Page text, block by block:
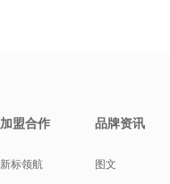
加盟合作
新标领航
品牌资讯
图文